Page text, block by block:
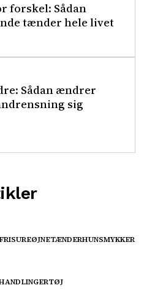
forskel: Sådan
tænder hele livet
Sådan ændrer
sig
FRISUREØJNETÆNDERHUNSMYKKER
TØJ